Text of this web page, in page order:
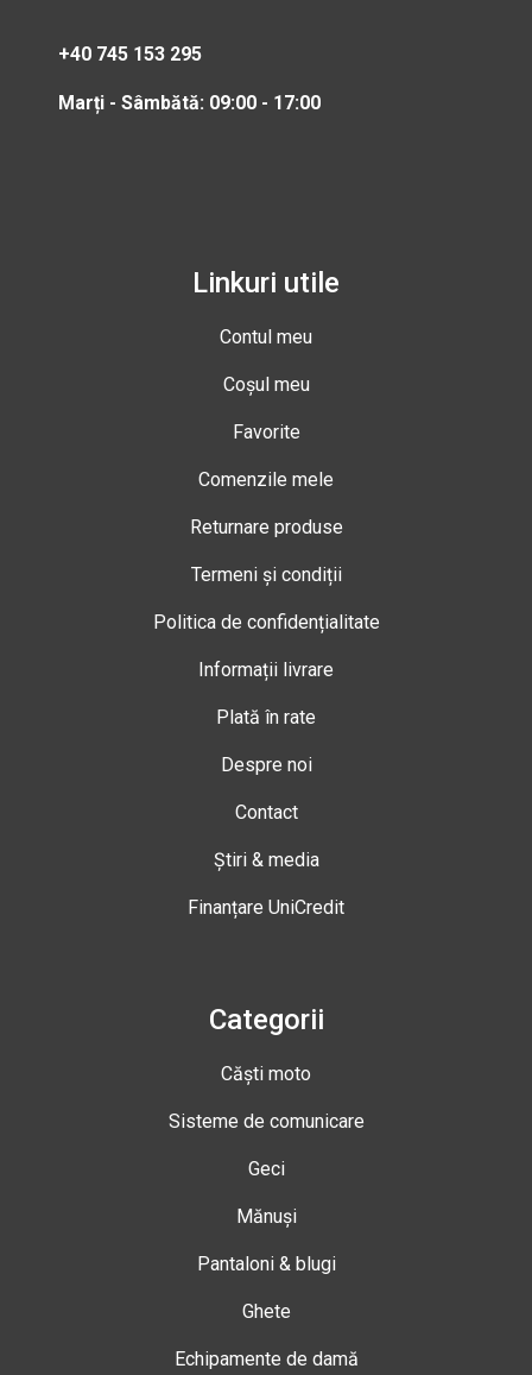
+40 745 153 295
Marți - Sâmbătă: 09:00 - 17:00
Linkuri utile
Contul meu
Coșul meu
Favorite
Comenzile mele
Returnare produse
Termeni și condiții
Politica de confidențialitate
Informații livrare
Plată în rate
Despre noi
Contact
Știri & media
Finanțare UniCredit
Categorii
Căști moto
Sisteme de comunicare
Geci
Mănuși
Pantaloni & blugi
Ghete
Echipamente de damă